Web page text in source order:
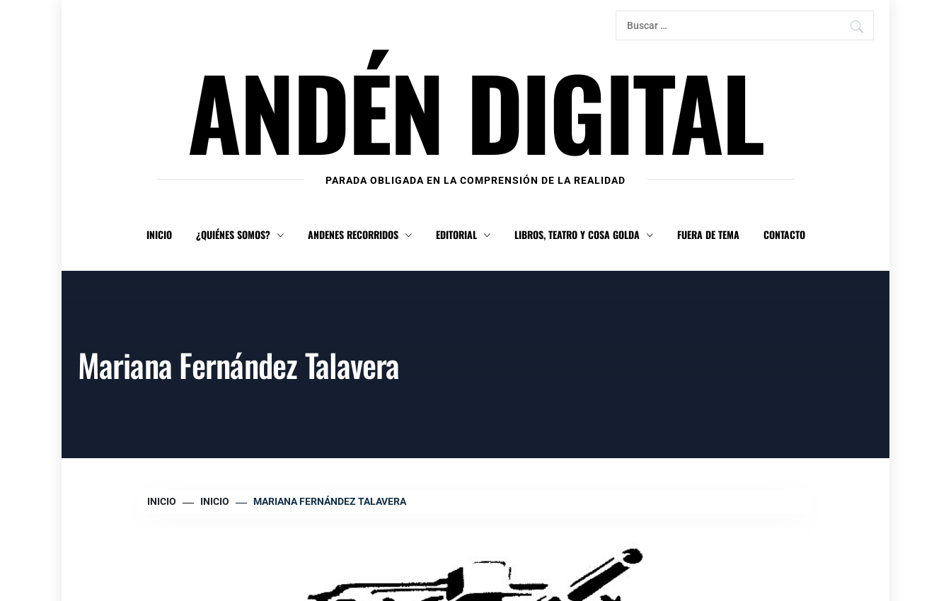
Buscar:
ANDÉN DIGITAL
PARADA OBLIGADA EN LA COMPRENSIÓN DE LA REALIDAD
INICIO ¿QUIÉNES SOMOS? ANDENES RECORRIDOS EDITORIAL LIBROS, TEATRO Y COSA GOLDA FUERA DE TEMA CONTACTO
Mariana Fernández Talavera
INICIO INICIO MARIANA FERNÁNDEZ TALAVERA